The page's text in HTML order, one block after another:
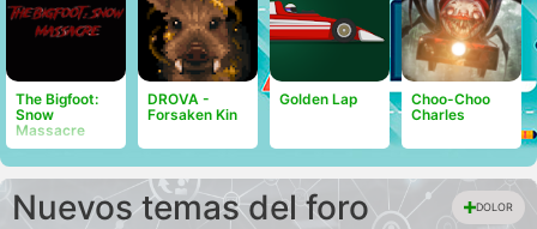
The Bigfoot:
Snow
Massacre
DROVA -
Forsaken Kin
Golden Lap
Choo-Choo
Charles
Nuevos temas del foro DOLOR